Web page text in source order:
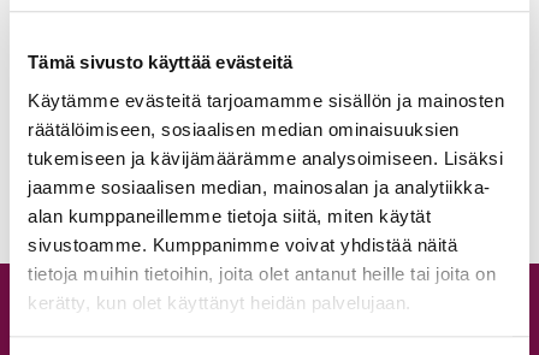
Tämä sivusto käyttää evästeitä
Käytämme evästeitä tarjoamamme sisällön ja mainosten
räätälöimiseen, sosiaalisen median ominaisuuksien
tukemiseen ja kävijämäärämme analysoimiseen. Lisäksi
jaamme sosiaalisen median, mainosalan ja analytiikka-
alan kumppaneillemme tietoja siitä, miten käytät
sivustoamme. Kumppanimme voivat yhdistää näitä
tietoja muihin tietoihin, joita olet antanut heille tai joita on
kerätty, kun olet käyttänyt heidän palvelujaan.
05.8.2026
Syyskauden 2026 uutuuksia
04.8.2026 Syyskauden avajaisrieha
15.8.2026
28.7.2026Back to Dance ja Absolute
Beginners -tunnit elokuussa
Tuntitarjonta